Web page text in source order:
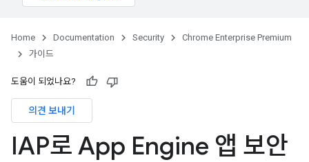
Home Documentation Security
Chrome Enterprise Premium
가이드
도움이 되었나요?
의견 보내기
IAP로 App Engine 앱 보안